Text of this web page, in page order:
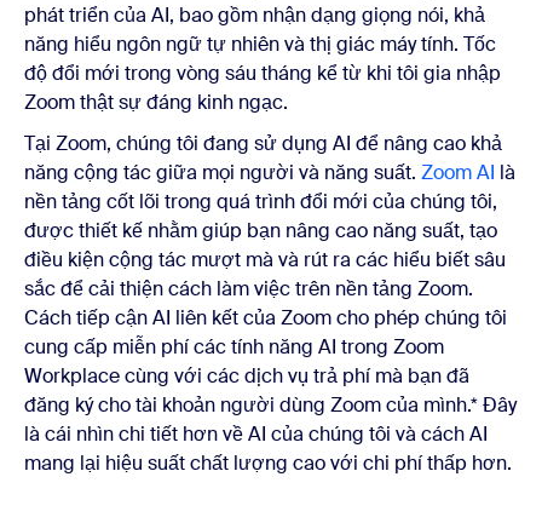
phát triển của AI, bao gồm nhận dạng giọng nói, khả
năng hiểu ngôn ngữ tự nhiên và thị giác máy tính. Tốc
độ đổi mới trong vòng sáu tháng kể từ khi tôi gia nhập
Zoom thật sự đáng kinh ngạc.
Tại Zoom, chúng tôi đang sử dụng AI để nâng cao khả
năng cộng tác giữa mọi người và năng suất. Zoom AI là
nền tảng cốt lõi trong quá trình đổi mới của chúng tôi,
được thiết kế nhằm giúp bạn nâng cao năng suất, tạo
điều kiện cộng tác mượt mà và rút ra các hiểu biết sâu
sắc để cải thiện cách làm việc trên nền tảng Zoom.
Cách tiếp cận AI liên kết của Zoom cho phép chúng tôi
cung cấp miễn phí các tính năng AI trong Zoom
Workplace cùng với các dịch vụ trả phí mà bạn đã
đăng ký cho tài khoản người dùng Zoom của mình.* Đây
là cái nhìn chi tiết hơn về AI của chúng tôi và cách AI
mang lại hiệu suất chất lượng cao với chi phí thấp hơn.